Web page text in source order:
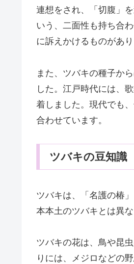
連想をされ、「切腹」
いう、二面性も持ち合
に訴えかけるものがあり
また、ツバキの種子か
した。江戸時代には、
着しました。現代でも
合わせています。
ツバキの豆知識
ツバキは、「名護の椿
本本土のツバキとは異
ツバキの花は、鳥や昆
りには、メジロなどの